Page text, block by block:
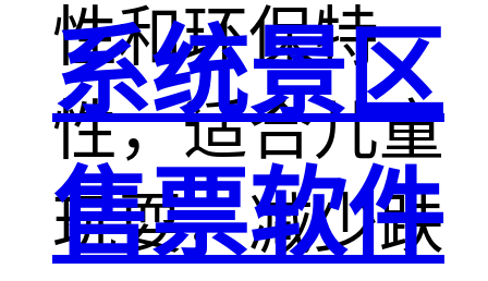
性和环保特
性，适合儿童
玩耍，减少跌
系统景区
售票软件